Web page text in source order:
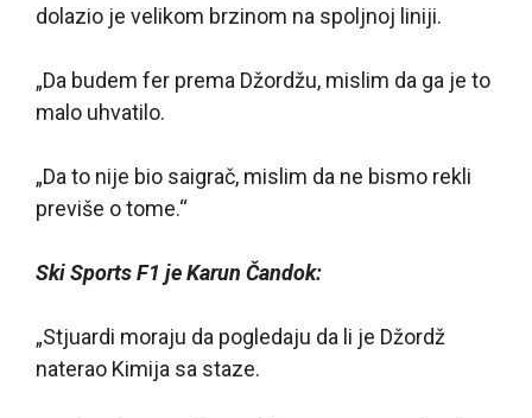
dolazio je velikom brzinom na spoljnoj liniji.
„Da budem fer prema Džordžu, mislim da ga je to
malo uhvatilo.
„Da to nije bio saigrač, mislim da ne bismo rekli
previše o tome.“
Ski Sports F1 je Karun Čandok:
„Stjuardi moraju da pogledaju da li je Džordž
naterao Kimija sa staze.